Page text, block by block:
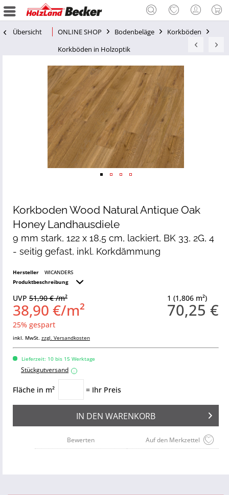
Übersicht ONLINE SHOP Bodenbeläge
Korkböden
Korkböden in Holzoptik
Korkboden Wood Natural Antique Oak
Honey Landhausdiele
9 mm stark, 122 x 18,5 cm, lackiert, BK 33, 2G, 4
- seitig gefast, inkl. Korkdämmung
Hersteller
WICANDERS
Produktbeschreibung
1 (1,806 m²)
70,25 €
UVP 51,90 € /m²
38,90 €/m²
25% gespart
inkl. MwSt. zzgl. Versandkosten
Lieferzeit: 10 bis 15 Werktage
Stückgutversand i
Fläche in m² = Ihr Preis
IN DEN WARENKORB
Auf den Merkzettel
Bewerten